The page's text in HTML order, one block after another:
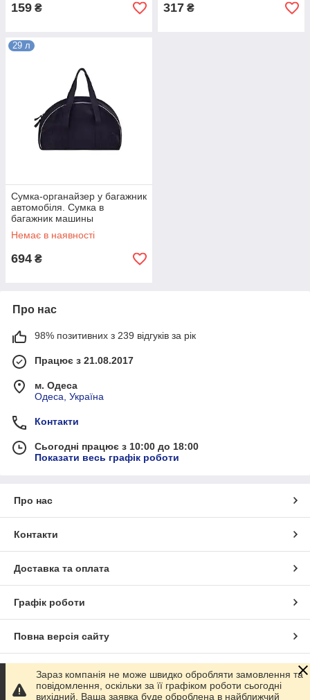
159 ₴ 317 ₴
29 л
Сумка-органайзер у багажник
автомобіля. Сумка в
багажник машины
Немає в наявності
694 ₴
Про нас
98% позитивних з 239 відгуків за рік
Працює з 21.08.2017
м. Одеса
Одеса, Україна
Контакти
Сьогодні працює з 10:00 до 18:00
Показати весь графік роботи
Про нас
Контакти
Доставка та оплата
Графік роботи
Повна версія сайту
Сайт створено на маркетплейсі Prom.ua
Зараз компанія не може швидко обробляти замовлення та
повідомлення, оскільки за її графіком роботи сьогодні
вихідний. Ваша заявка буде оброблена в найближчий